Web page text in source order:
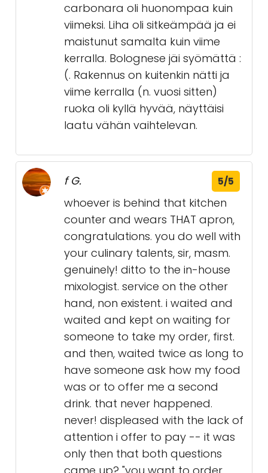
carbonara oli huonompaa kuin
viimeksi. Liha oli sitkeämpää ja ei
maistunut samalta kuin viime
kerralla. Bolognese jäi syömättä :
(. Rakennus on kuitenkin nätti ja
viime kerralla (n. vuosi sitten)
ruoka oli kyllä hyvää, näyttäisi
laatu vähän vaihtelevan.
f G. 5/5
whoever is behind that kitchen
counter and wears THAT apron,
congratulations. you do well with
your culinary talents, sir, masm.
genuinely! ditto to the in-house
mixologist. service on the other
hand, non existent. i waited and
waited and kept on waiting for
someone to take my order, first.
and then, waited twice as long to
have someone ask how my food
was or to offer me a second
drink. that never happened.
never! displeased with the lack of
attention i offer to pay -- it was
only then that both questions